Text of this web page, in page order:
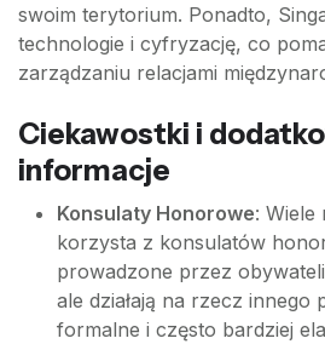
swoim terytorium. Ponadto,
technologie i cyfryzację, co
zarządzaniu relacjami
Ciekawostki i
informacje
Konsulaty Honorowe: Wiele
korzysta z konsulatów
prowadzone przez
ale działają na rzecz innego
formalne i często bardziej